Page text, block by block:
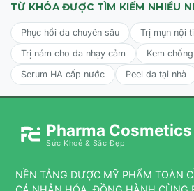
TỪ KHÓA ĐƯỢC TÌM KIẾM NHIỀU
Phục hồi da chuyên sâu
Trị mụn nội
Trị nám cho da nhạy cảm
Kem
Serum HA cấp nước
Peel da tại nhà
Pharma Cosmetics
Sức Khoẻ & Sắc Đẹp
NỀN TẢNG DƯỢC MỸ PHẨM TOÀN